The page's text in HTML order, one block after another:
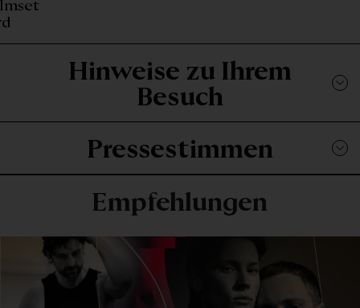
Hinweise zu Ihrem
Besuch
Pressestimmen
Empfehlungen